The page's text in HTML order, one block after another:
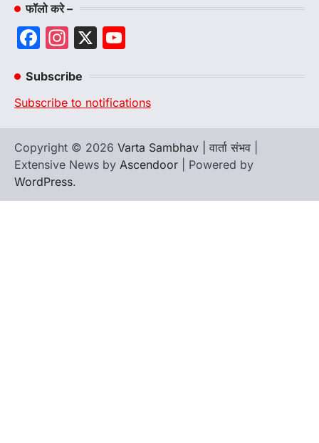
फॉलो करे –
Facebook
Instagram
X
Subscribe
Subscribe to notifications
Copyright © 2026 Varta Sambhav | वार्ता संभव
Extensive News by Ascendoor | Powered by
WordPress.